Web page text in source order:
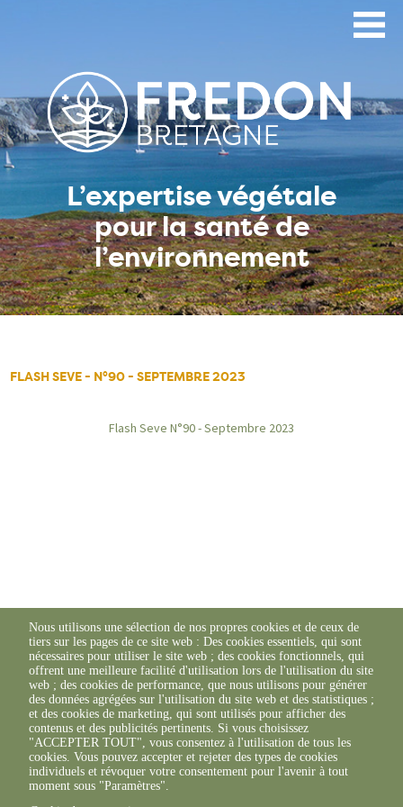
L’expertise végétale
pour la santé de
l’environnement
FLASH SEVE - N°90 - SEPTEMBRE 2023
Flash Seve N°90 - Septembre 2023
Retrouvez l'ensemble des Flash SEVE ICI
Nous utilisons une sélection de nos propres cookies et de ceux de
tiers sur les pages de ce site web : Des cookies essentiels, qui sont
nécessaires pour utiliser le site web ; des cookies fonctionnels, qui
offrent une meilleure facilité d'utilisation lors de l'utilisation du site
web ; des cookies de performance, que nous utilisons pour générer
des données agrégées sur l'utilisation du site web et des statistiques ;
et des cookies de marketing, qui sont utilisés pour afficher des
contenus et des publicités pertinents. Si vous choisissez
"ACCEPTER TOUT", vous consentez à l'utilisation de tous les
cookies. Vous pouvez accepter et rejeter des types de cookies
individuels et révoquer votre consentement pour l'avenir à tout
moment sous "Paramètres".